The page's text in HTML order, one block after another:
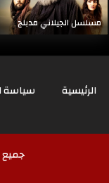
مسلسل الجيلاني مدبلج
الرئيسية سياسة